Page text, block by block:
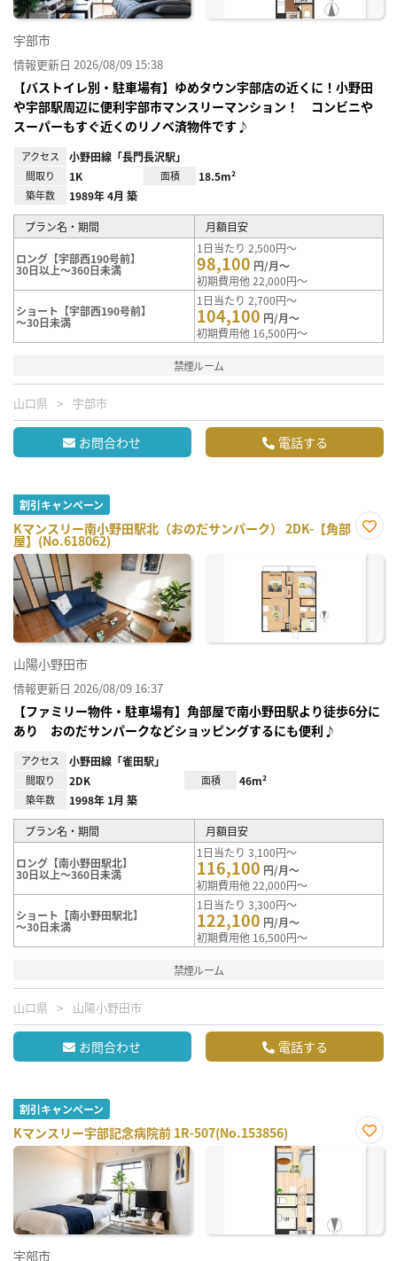
宇部市
情報更新日 2026/08/09 15:38
【バストイレ別・駐車場有】ゆめタウン宇部店の近くに！小野田
や宇部駅周辺に便利宇部市マンスリーマンション！ コンビニや
スーパーもすぐ近くのリノベ済物件です♪
アクセス 小野田線「長門長沢駅」
間取り 1K 面積 18.5m²
築年数 1989年 4月 築
プラン名・期間 月額目安
ロング【宇部西190号前】
30日以上～360日未満
1日当たり 2,500円～
98,100 円/月～
初期費用他 22,000円～
ショート【宇部西190号前】
～30日未満
1日当たり 2,700円～
104,100 円/月～
初期費用他 16,500円～
禁煙ルーム
山口県 宇部市
お問合わせ 電話する
割引キャンペーン
Kマンスリー南小野田駅北（おのだサンパーク） 2DK-【角部
屋】(No.618062)
に入
山陽小野田市
情報更新日 2026/08/09 16:37
【ファミリー物件・駐車場有】角部屋で南小野田駅より徒歩6分に
あり おのだサンパークなどショッピングするにも便利♪
アクセス 小野田線「雀田駅」
間取り 2DK 面積 46m²
築年数 1998年 1月 築
プラン名・期間 月額目安
ロング【南小野田駅北】
30日以上～360日未満
1日当たり 3,100円～
116,100 円/月～
初期費用他 22,000円～
ショート【南小野田駅北】
～30日未満
1日当たり 3,300円～
122,100 円/月～
初期費用他 16,500円～
禁煙ルーム
山口県 山陽小野田市
お問合わせ 電話する
割引キャンペーン
Kマンスリー宇部記念病院前 1R-507(No.153856)
お気
宇部市